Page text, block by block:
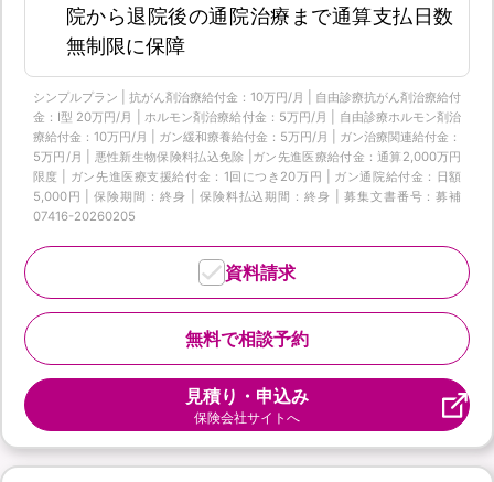
院から退院後の通院治療まで通算支払日数
無制限に保障
シンプルプラン | 抗がん剤治療給付金：10万円/月 | 自由診療抗がん剤治療給付
金：Ⅰ型 20万円/月 | ホルモン剤治療給付金：5万円/月 | 自由診療ホルモン剤治
療給付金：10万円/月 | ガン緩和療養給付金：5万円/月 | ガン治療関連給付金：
5万円/月 | 悪性新生物保険料払込免除 |ガン先進医療給付金：通算2,000万円
限度 | ガン先進医療支援給付金：1回につき20万円 | ガン通院給付金：日額
5,000円 | 保険期間：終身 | 保険料払込期間：終身 | 募集文書番号：募補
07416-20260205
無料で相談予約
資料請求
見積り・申込み
保険会社サイトへ